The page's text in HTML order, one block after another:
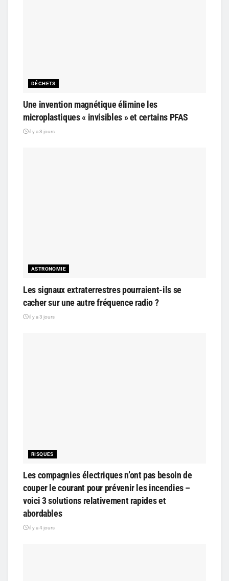
DÉCHETS
Une invention magnétique élimine les
microplastiques « invisibles » et certains PFAS
il y a 3 jours
ASTRONOMIE
Les signaux extraterrestres pourraient-ils se
cacher sur une autre fréquence radio ?
il y a 3 jours
RISQUES
Les compagnies électriques n’ont pas besoin de
couper le courant pour prévenir les incendies –
voici 3 solutions relativement rapides et
abordables
il y a 4 jours